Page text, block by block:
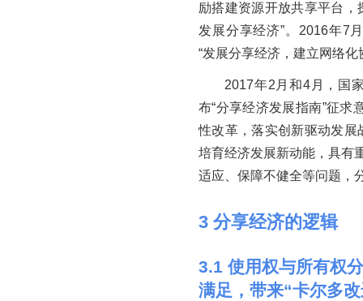
励搭建资源开放共享平台
发展分享经济”。2016年7
“发展分享经济，建立网络化
2017年2月和4月，国
布“分享经济发展指南”征求
性改革，落实创新驱动发
培育经济发展新动能，具有
适应、保障不健全等问题，
3 分享经济的逻辑
3.1 使用权与所有权
满足，带来“卡尔多